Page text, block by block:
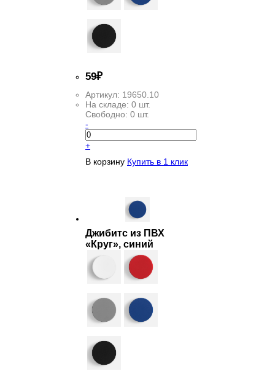
59₽
Артикул: 19650.10
На складе: 0 шт.
Свободно: 0 шт.
-
+
В корзину Купить в 1 клик
Джибитс из ПВХ
«Круг», синий